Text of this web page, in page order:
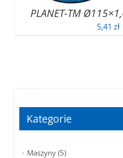
PLANET-TM
5,41 zł
Kategorie
Maszyny (5)